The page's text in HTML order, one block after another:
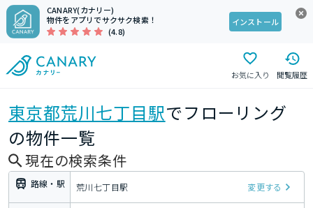
CANARY(カナリー)
物件をアプリでサクサク検索！
(4.8)
インストール
お気に入り 閲覧履歴
東京都荒川七丁目駅でフローリング
の物件一覧
現在の検索条件
路線・駅 荒川七丁目駅 変更する